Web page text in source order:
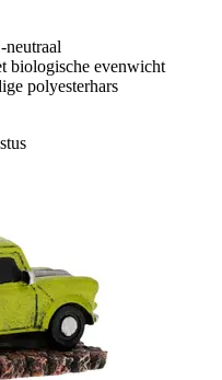
biologische evenwicht
polyesterhars